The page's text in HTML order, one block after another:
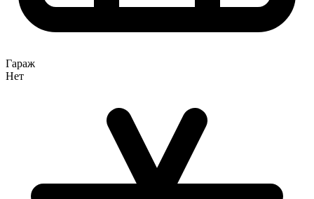
Гараж
Нет